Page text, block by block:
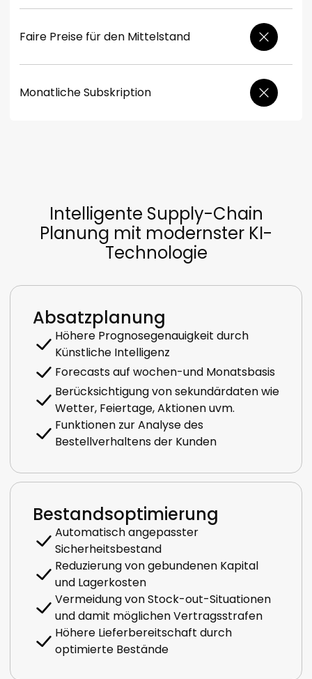
Faire Preise für den Mittelstand
Monatliche Subskription
Intelligente Supply-Chain
Planung mit modernster KI-
Technologie
Absatzplanung
Höhere Prognosegenauigkeit durch
Künstliche Intelligenz
Forecasts auf wochen-und Monatsbasis
Berücksichtigung von sekundärdaten wie
Wetter, Feiertage, Aktionen uvm.
Funktionen zur Analyse des
Bestellverhaltens der Kunden
Bestandsoptimierung
Automatisch angepasster
Sicherheitsbestand
Reduzierung von gebundenen Kapital
und Lagerkosten
Vermeidung von Stock-out-Situationen
und damit möglichen Vertragsstrafen
Höhere Lieferbereitschaft durch
optimierte Bestände